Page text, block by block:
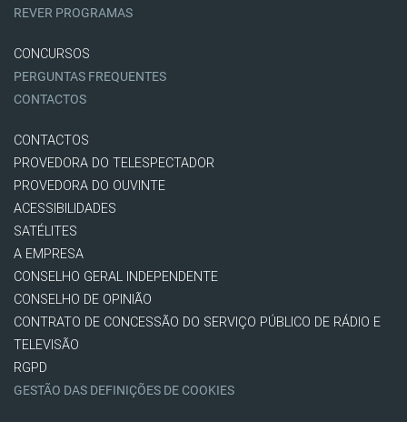
REVER PROGRAMAS
CONCURSOS
PERGUNTAS FREQUENTES
CONTACTOS
CONTACTOS
PROVEDORA DO TELESPECTADOR
PROVEDORA DO OUVINTE
ACESSIBILIDADES
SATÉLITES
A EMPRESA
CONSELHO GERAL INDEPENDENTE
CONSELHO DE OPINIÃO
CONTRATO DE CONCESSÃO DO SERVIÇO PÚBLICO DE RÁDIO E
TELEVISÃO
RGPD
GESTÃO DAS DEFINIÇÕES DE COOKIES